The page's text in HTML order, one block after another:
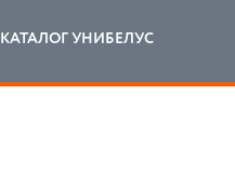
КАТАЛОГ УНИБЕЛУС